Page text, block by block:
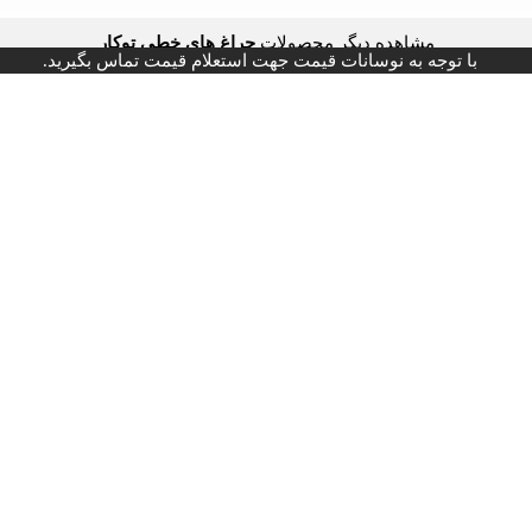
مشاهده دیگر محصولاتچراغ های خطی توکار
با توجه به نوسانات قیمت جهت استعلام قیمت تماس بگیرید.